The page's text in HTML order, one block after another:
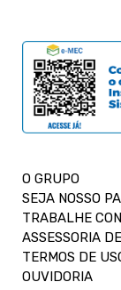
O GRUPO
SEJA NOSSO
TRABALHE
ASSESSORIA
TERMOS DE
OUVIDORIA